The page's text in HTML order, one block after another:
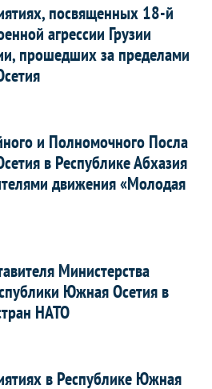
посвященных 18-й
агрессии Грузии
прошедших за пределами
и Полномочного Посла
в Республике Абхазия
движения «Молодая
Министерства
Южная Осетия в
НАТО
в Республике Южная